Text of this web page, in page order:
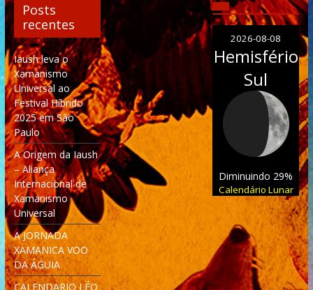
Posts
recentes
Iaush leva o
Xamanismo
Universal ao
Festival Híbrido
2025 em São
Paulo
A Origem da Iaush
– Aliança
Internacional de
Xamanismo
Universal
A JORNADA
XAMANICA VOO
DA ÁGUIA
CALENDARIO LÉO
2026-08-08
Hemisfério
Sul
Diminuindo 29%
Calendário Lunar